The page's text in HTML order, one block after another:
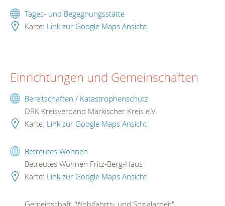
Tages- und Begegnungsstätte
Karte: Link zur Google Maps Ansicht
Einrichtungen und Gemeinschaften
Bereitschaften / Katastrophenschutz
DRK Kreisverband Märkischer Kreis e.V.
Karte: Link zur Google Maps Ansicht
Betreutes Wohnen
Betreutes Wohnen Fritz-Berg-Haus
Karte: Link zur Google Maps Ansicht
Gemeinschaft "Wohlfahrts- und Sozialarbeit"